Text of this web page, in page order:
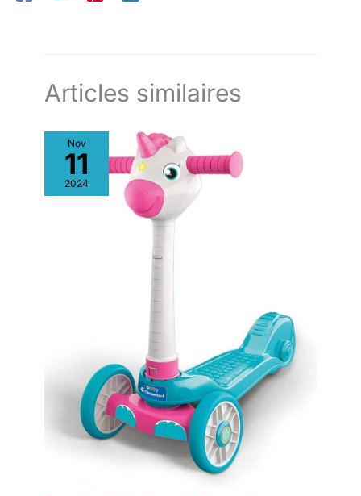
offre un plaisir de balancement pour petits et grands et est
Articles similaires
Nov
11
2024